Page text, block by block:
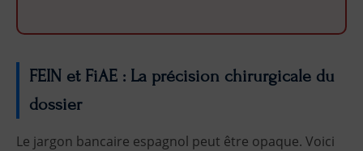
FEIN et FiAE : La précision chirurgicale du
dossier
Le jargon bancaire espagnol peut être opaque. Voici